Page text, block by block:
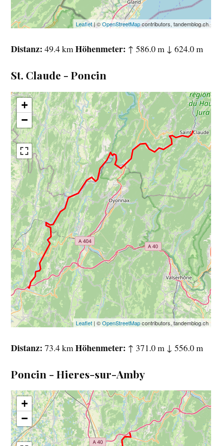
Leaflet| ©OpenStreetMapcontributors, tandemblog.ch
Distanz 49.4 kmHöhenmeter ↑ 586.0 m ↓ 624.0 m
St. Claude - Poncin
+
−
Leaflet| ©OpenStreetMapcontributors, tandemblog.ch
Distanz 73.4 kmHöhenmeter ↑ 371.0 m ↓ 556.0 m
Poncin - Hieres-sur-Amby
+
−